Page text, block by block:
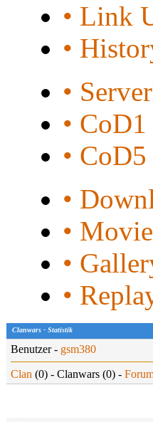
• Link
•
•
•
•
•
•
•
•
Clanwars - Statistik
Benutzer - gsm380
Clan (0) - Clanwars (0) -